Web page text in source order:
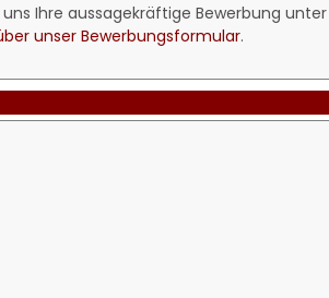
Ihre aussagekräftige Bewerbung unter
unser Bewerbungsformular.